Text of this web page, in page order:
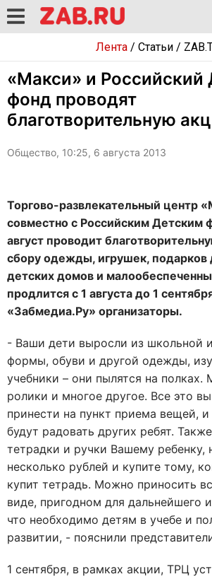
Лента/ Статьи/
«Макси» и Российский
фонд проводят
благотворительную
Общество, 10:25, 6 августа 2013
Торгово-развлекательный центр
совместно с Российским Детским
август проводит
сбору одежды, игрушек, подарков
детских домов и
продлится с 1 августа до 1
«Забмедиа.Ру» организаторы.
- Ваши дети выросли из школьной
формы, обуви и другой одежды,
учебники – они пылятся на полках.
ролики и многое другое. Все это
принести на пункт приема вещей,
будут радовать других ребят.
тетрадки и ручки Вашему ребенку,
несколько рублей и купите тому,
купит тетрадь. Можно приносить
виде, пригодном для дальнейшего
что необходимо детям в учебе и
развитии, - пояснили
1 сентября, в рамках акции, ТРЦ